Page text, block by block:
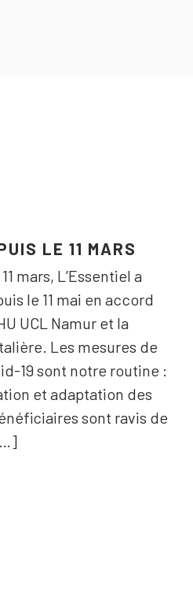
LE 11 MARS
mars, L’Essentiel a
le 11 mai en accord
UCL Namur et la
Les mesures de
19 sont notre routine :
et adaptation des
sont ravis de